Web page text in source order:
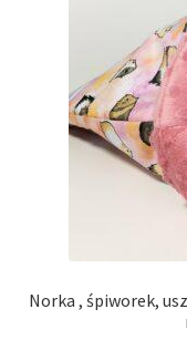
Norka , śpiworek,